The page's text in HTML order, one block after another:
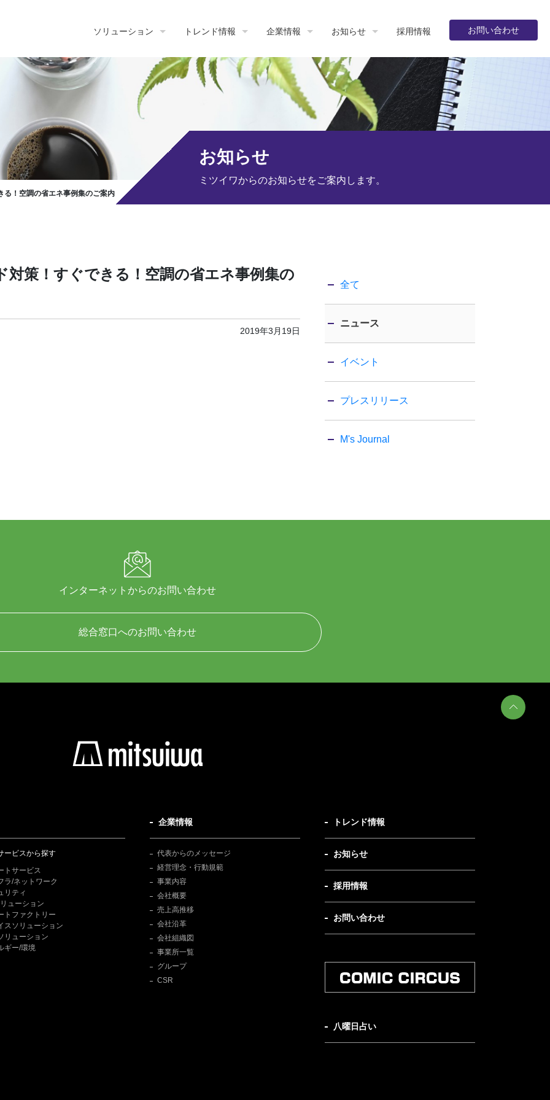
ソリューション トレンド情報 企業情報 お知らせ 採用情報 お問い合わせ
る！空調の省エネ事例集のご案内
お知らせ
ミツイワからのお知らせをご案内します。
対策！すぐできる！空調の省エネ事例集の
2019年3月19日
全て
ニュース
イベント
プレスリリース
M's Journal
インターネットからのお問い合わせ
総合窓口へのお問い合わせ
ービスから探す
トサービス
ラ/ネットワーク
リティ
ューション
トファクトリー
スソリューション
リューション
ギー/環境
企業情報
代表からのメッセージ
経営理念・行動規範
事業内容
会社概要
売上高推移
会社沿革
会社組織図
事業所一覧
グループ
CSR
トレンド情報
お知らせ
採用情報
お問い合わせ
八曜日占い